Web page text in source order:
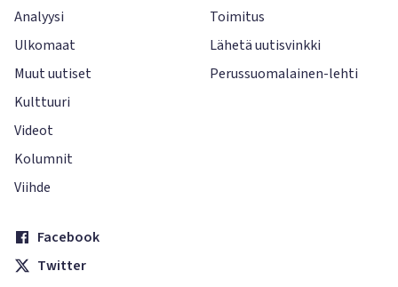
Analyysi
Ulkomaat
Muut uutiset
Kulttuuri
Videot
Kolumnit
Viihde
Toimitus
Lähetä uutisvinkki
Perussuomalainen-lehti
Facebook
Twitter